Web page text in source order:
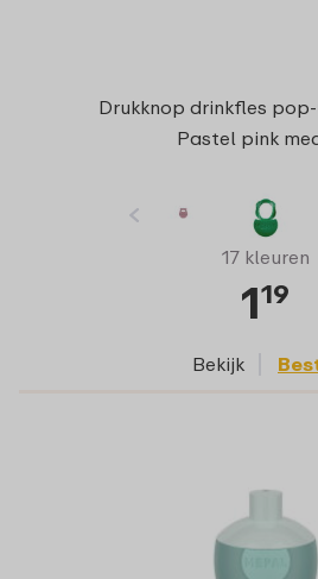
Drukknop drinkfles
Pastel pink
17 kleuren
119
Bekijk